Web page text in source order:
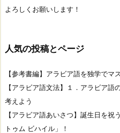
よろしくお願いします！
人気の投稿とページ
【参考書編】アラビア語を独学でマ
【アラビア語文法】１．アラビア語
考えよう
【アラビア語あいさつ】誕生日を
トゥム ビハイル」！